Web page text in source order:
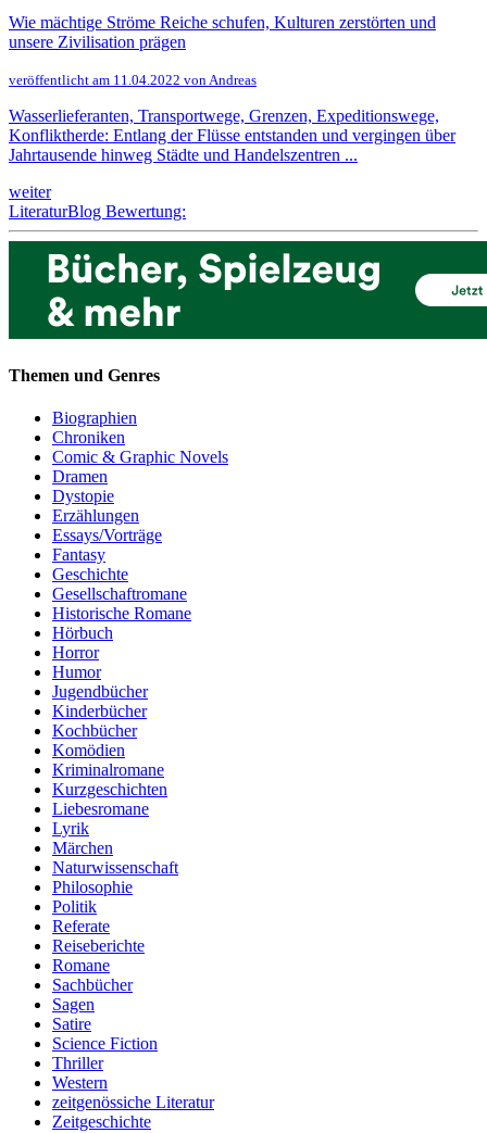
Wie mächtige Ströme Reiche schufen, Kulturen zerstörten und
unsere Zivilisation prägen
veröffentlicht am 11.04.2022 von Andreas
Wasserlieferanten, Transportwege, Grenzen, Expeditionswege,
Konfliktherde: Entlang der Flüsse entstanden und vergingen über
Jahrtausende hinweg Städte und Handelszentren ...
weiter
LiteraturBlog Bewertung:
Themen und Genres
Biographien
Chroniken
Comic & Graphic Novels
Dramen
Dystopie
Erzählungen
Essays/Vorträge
Fantasy
Geschichte
Gesellschaftromane
Historische Romane
Hörbuch
Horror
Humor
Jugendbücher
Kinderbücher
Kochbücher
Komödien
Kriminalromane
Kurzgeschichten
Liebesromane
Lyrik
Märchen
Naturwissenschaft
Philosophie
Politik
Referate
Reiseberichte
Romane
Sachbücher
Sagen
Satire
Science Fiction
Thriller
Western
zeitgenössiche Literatur
Zeitgeschichte